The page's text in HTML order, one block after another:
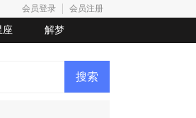
会员登录 会员注册
座 解梦